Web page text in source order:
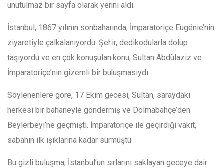
unutulmaz bir sayfa olarak yerini aldı.
İstanbul, 1867 yılının sonbaharında, İmparatoriçe Eugénie’nin
ziyaretiyle çalkalanıyordu. Şehir, dedikodularla dolup
taşıyordu ve en çok konuşulan konu, Sultan Abdülaziz ve
İmparatoriçe’nin gizemli bir buluşmasıydı.
Söylenenlere göre, 17 Ekim gecesi, Sultan, saraydaki
herkesi bir bahaneyle göndermiş ve Dolmabahçe’den
Beylerbeyi’ne geçmişti. İmparatoriçe ile geçirdiği vakit,
sabahın ilk ışıklarına kadar sürmüştü.
Bu gizli buluşma, İstanbul’un sırlarını saklayan geceye dair